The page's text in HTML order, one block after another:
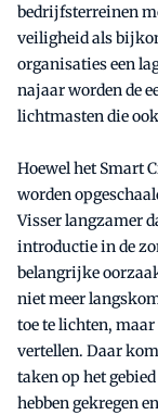
bedrijfsterreinen
veiligheid als
organisaties een
najaar worden de
lichtmasten die
Hoewel het Smart
worden
Visser langzamer
introductie in de
belangrijke
niet meer
toe te lichten,
vertellen. Daar
taken op het
hebben gekregen